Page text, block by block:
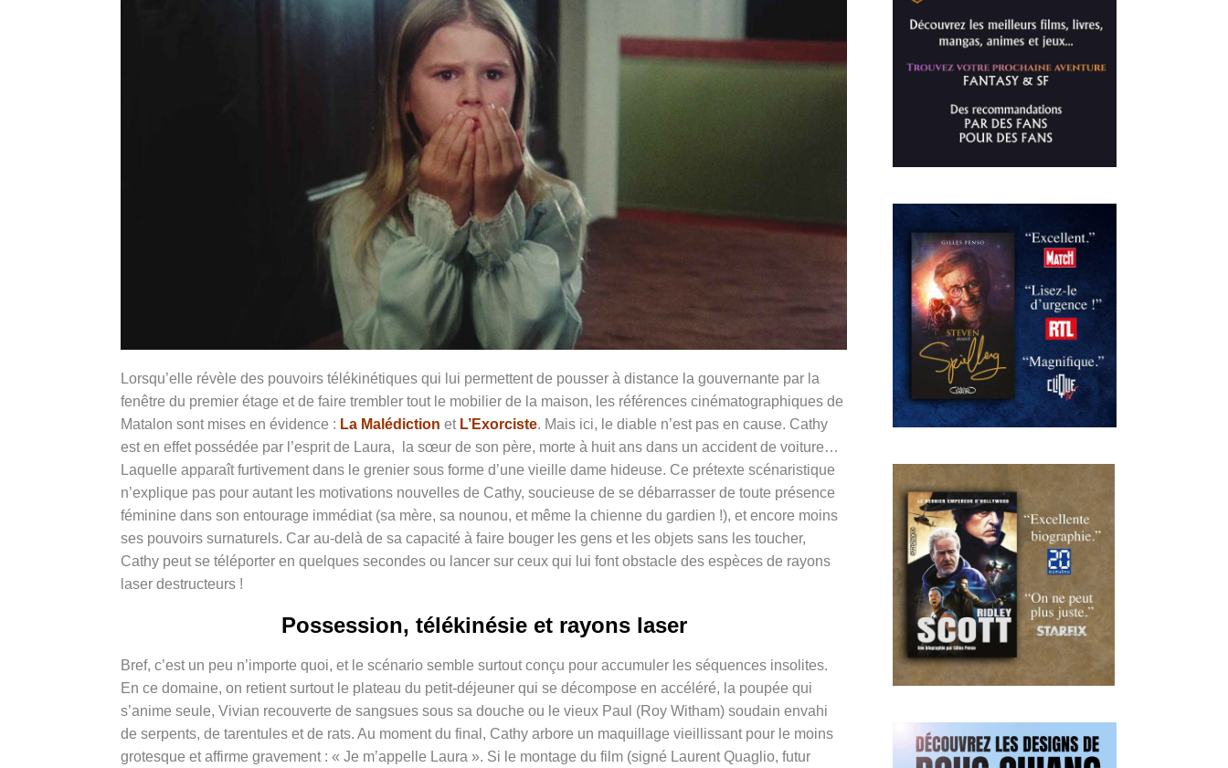
Lorsqu’elle révèle des pouvoirs télékinétiques qui lui permettent de pousser à distance la gouvernante par la
fenêtre du premier étage et de faire trembler tout le mobilier de la maison, les références cinématographiques de
Matalon sont mises en évidence : La Malédiction et L’Exorciste. Mais ici, le diable n’est pas en cause. Cathy
est en effet possédée par l’esprit de Laura, la sœur de son père, morte à huit ans dans un accident de voiture…
Laquelle apparaît furtivement dans le grenier sous forme d’une vieille dame hideuse. Ce prétexte scénaristique
n’explique pas pour autant les motivations nouvelles de Cathy, soucieuse de se débarrasser de toute présence
féminine dans son entourage immédiat (sa mère, sa nounou, et même la chienne du gardien !), et encore moins
ses pouvoirs surnaturels. Car au-delà de sa capacité à faire bouger les gens et les objets sans les toucher,
Cathy peut se téléporter en quelques secondes ou lancer sur ceux qui lui font obstacle des espèces de rayons
laser destructeurs !
Possession, télékinésie et rayons laser
Bref, c’est un peu n’importe quoi, et le scénario semble surtout conçu pour accumuler les séquences insolites.
En ce domaine, on retient surtout le plateau du petit-déjeuner qui se décompose en accéléré, la poupée qui
s’anime seule, Vivian recouverte de sangsues sous sa douche ou le vieux Paul (Roy Witham) soudain envahi
de serpents, de tarentules et de rats. Au moment du final, Cathy arbore un maquillage vieillissant pour le moins
grotesque et affirme gravement : « Je m’appelle Laura ». Si le montage du film (signé Laurent Quaglio, futur